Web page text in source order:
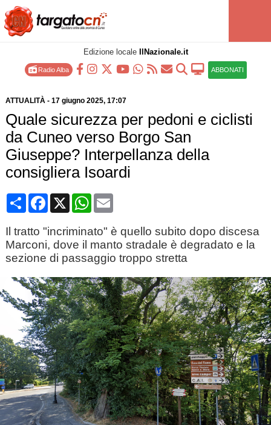
Edizione locale IlNazionale.it
Radio Alba ABBONATI
ATTUALITÀ- 17 giugno 2025, 17:07
Quale sicurezza per pedoni e ciclisti
da Cuneo verso Borgo San
Giuseppe? Interpellanza della
consigliera Isoardi
CondividiFacebook
X WhatsApp
Email
Il tratto "incriminato" è quello subito dopo discesa
Marconi, dove il manto stradale è degradato e la
sezione di passaggio troppo stretta